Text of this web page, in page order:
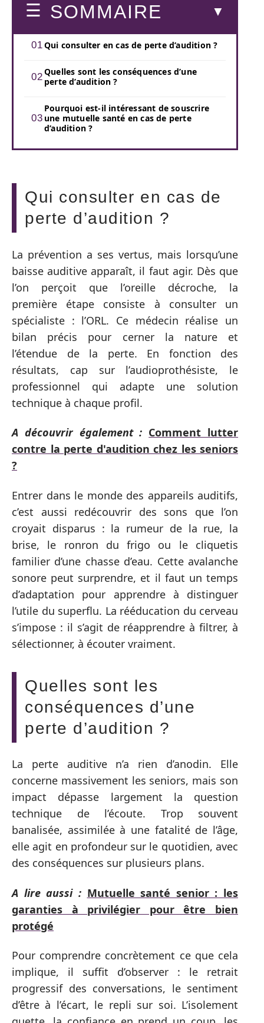
SOMMAIRE
Qui consulter en cas de perte d’audition ?
Quelles sont les conséquences d’une
perte d’audition ?
Pourquoi est-il intéressant de souscrire
une mutuelle santé en cas de perte
d’audition ?
Qui consulter en cas de
perte d’audition ?
La prévention a ses vertus, mais lorsqu’une
baisse auditive apparaît, il faut agir. Dès que
l’on perçoit que l’oreille décroche, la
première étape consiste à consulter un
spécialiste : l’ORL. Ce médecin réalise un
bilan précis pour cerner la nature et
l’étendue de la perte. En fonction des
résultats, cap sur l’audioprothésiste, le
professionnel qui adapte une solution
technique à chaque profil.
A découvrir également : Comment lutter
contre la perte d'audition chez les seniors
?
Entrer dans le monde des appareils auditifs,
c’est aussi redécouvrir des sons que l’on
croyait disparus : la rumeur de la rue, la
brise, le ronron du frigo ou le cliquetis
familier d’une chasse d’eau. Cette avalanche
sonore peut surprendre, et il faut un temps
d’adaptation pour apprendre à distinguer
l’utile du superflu. La rééducation du cerveau
s’impose : il s’agit de réapprendre à filtrer, à
sélectionner, à écouter vraiment.
Quelles sont les
conséquences d’une
perte d’audition ?
La perte auditive n’a rien d’anodin. Elle
concerne massivement les seniors, mais son
impact dépasse largement la question
technique de l’écoute. Trop souvent
banalisée, assimilée à une fatalité de l’âge,
elle agit en profondeur sur le quotidien, avec
des conséquences sur plusieurs plans.
A lire aussi : Mutuelle santé senior : les
garanties à privilégier pour être bien
protégé
Pour comprendre concrètement ce que cela
implique, il suffit d’observer : le retrait
progressif des conversations, le sentiment
d’être à l’écart, le repli sur soi. L’isolement